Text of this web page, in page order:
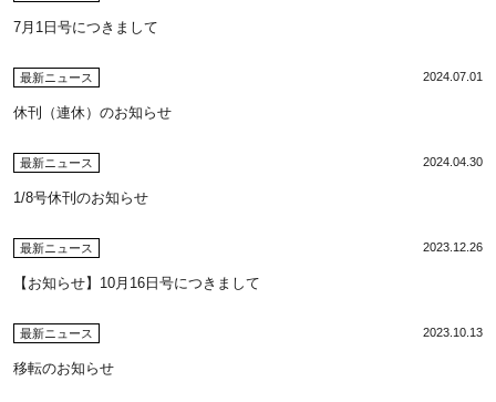
7月1日号につきまして
最新ニュース 2024.07.01
休刊（連休）のお知らせ
最新ニュース 2024.04.30
1/8号休刊のお知らせ
最新ニュース 2023.12.26
【お知らせ】10月16日号につきまして
最新ニュース 2023.10.13
移転のお知らせ